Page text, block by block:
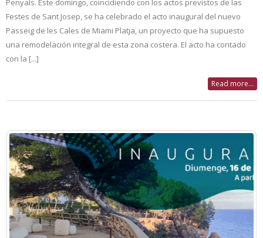
Penyals. Este domingo, coincidiendo con los actos previstos de las
Festes de Sant Josep, se ha celebrado el acto inaugural del nuevo
Passeig de les Cales de Miami Platja, un proyecto que ha supuesto
una remodelación integral de esta zona costera. El acto ha contado
con la [...]
Read more...